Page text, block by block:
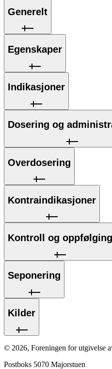
Generelt
Egenskaper
Indikasjoner
Dosering og
Overdosering
Kontraindikasjoner
Kontroll og oppfølging
Seponering
Kilder
© 2026, Foreningen for utgivelse
Postboks 5070 Majorstuen